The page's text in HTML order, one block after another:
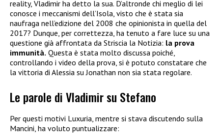
reality, Vladimir ha detto la sua. D’altronde chi meglio di lei
conosce i meccanismi dell’Isola, visto che è stata sia
naufraga nell’edizione del 2008 che opinionista in quella del
2017? Dunque, per correttezza, ha tenuto a fare luce su una
questione già affrontata da Striscia la Notizia: la prova
immunità. Questa è stata molto discussa poiché,
controllando i video della prova, si è potuto constatare che
la vittoria di Alessia su Jonathan non sia stata regolare.
Le parole di Vladimir su Stefano
Per questi motivi Luxuria, mentre si stava discutendo sulla
Mancini, ha voluto puntualizzare: